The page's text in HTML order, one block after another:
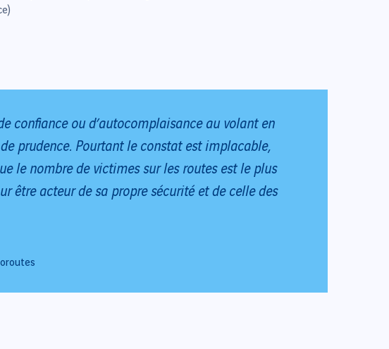
confiance ou d’autocomplaisance au volant en
prudence. Pourtant le constat est implacable,
le nombre de victimes sur les routes est le plus
être acteur de sa propre sécurité et de celle des